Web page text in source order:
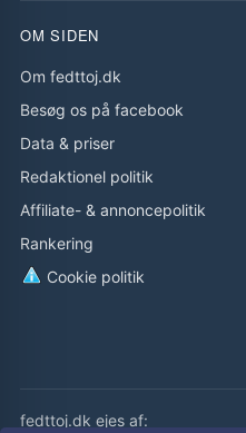
OM SIDEN
Om fedttoj.dk
Besøg os på facebook
Data & priser
Redaktionel politik
Affiliate- & annoncepolitik
Rankering
Cookie politik
fedttoj.dk ejes af: